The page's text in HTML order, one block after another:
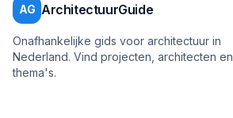
AG ArchitectuurGuide
Onafhankelijke gids voor architectuur in
Nederland. Vind projecten, architecten en
thema's.